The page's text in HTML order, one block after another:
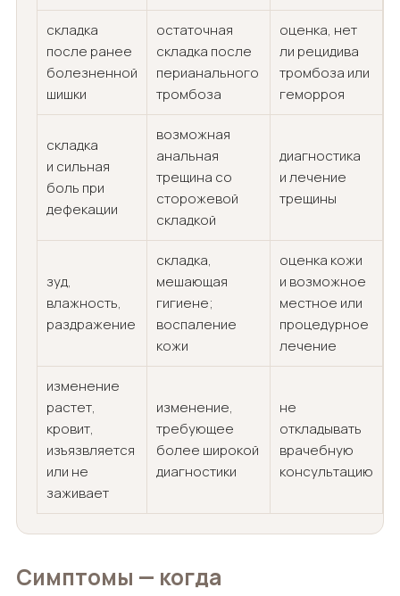
складка
после ранее
болезненной
шишки
остаточная
складка после
перианального
тромбоза
оценка, нет
ли рецидива
тромбоза или
геморроя
складка
и сильная
боль при
дефекации
возможная
анальная
трещина со
сторожевой
складкой
диагностика
и лечение
трещины
зуд,
влажность,
раздражение
складка,
мешающая
гигиене;
воспаление
кожи
оценка кожи
и возможное
местное или
процедурное
лечение
изменение
растет,
кровит,
изъязвляется
или не
заживает
изменение,
требующее
более широкой
диагностики
не
откладывать
врачебную
консультацию
Симптомы — когда